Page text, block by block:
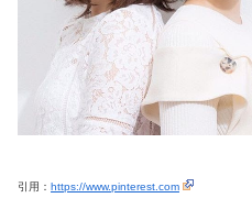
引用： https://www.pinterest.com